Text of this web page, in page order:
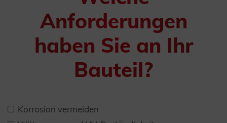
Anforderungen
haben Sie an Ihr
Bauteil?
Korrosion vermeiden